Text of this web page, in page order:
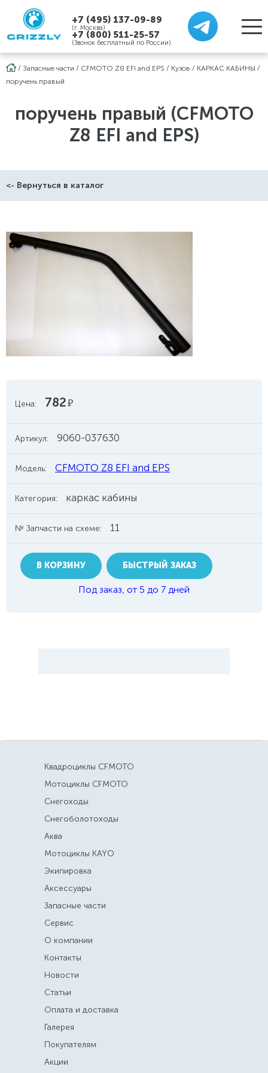
+7 (495) 137-09-89
(г. Москва)
+7 (800) 511-25-57
(Звонок бесплатный по России)
/ Запасные части / CFMOTO Z8 EFI and EPS / Кузов / КАРКАС КАБИНЫ /
поручень правый
поручень правый (CFMOTO
Z8 EFI and EPS)
<- Вернуться в каталог
Цена: 782руб.
Артикул: 9060-037630
Модель: CFMOTO Z8 EFI and EPS
Категория: каркас кабины
№ Запчасти на схеме: 11
В КОРЗИНУ БЫСТРЫЙ ЗАКАЗ
Под заказ, от 5 до 7 дней
Квадроциклы CFMOTO
Мотоциклы CFMOTO
Снегоходы
Снегоболотоходы
Аква
Мотоциклы KAYO
Экипировка
Аксессуары
Запасные части
Сервис
О компании
Контакты
Новости
Статьи
Оплата и доставка
Галерея
Покупателям
Акции